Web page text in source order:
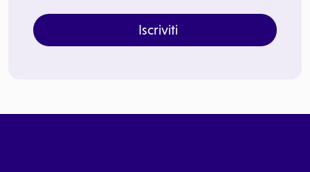
Iscriviti